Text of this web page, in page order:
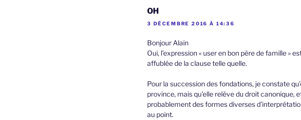
OH
3 DÉCEMBRE 2016 À 14:36
Bonjour Alain
Oui, l’expression « user en bon père de famille »
affublée de la clause telle quelle.
Pour la succession des fondations, je constate
province, mais qu’elle relève du droit canonique,
probablement des formes diverses
au point.